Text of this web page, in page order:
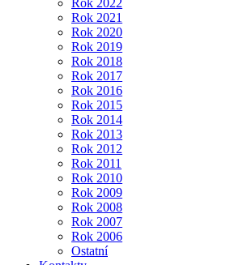
Rok 2022
Rok 2021
Rok 2020
Rok 2019
Rok 2018
Rok 2017
Rok 2016
Rok 2015
Rok 2014
Rok 2013
Rok 2012
Rok 2011
Rok 2010
Rok 2009
Rok 2008
Rok 2007
Rok 2006
Ostatní